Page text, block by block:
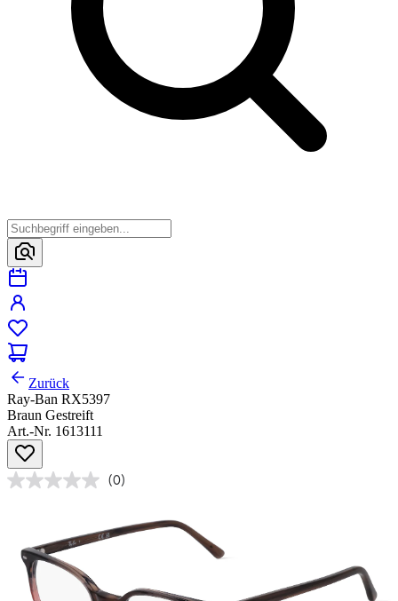
Zurück
Ray-Ban RX5397
Braun Gestreift
Art.-Nr. 1613111
(0)